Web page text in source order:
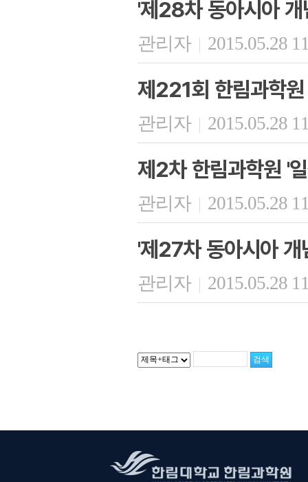
'제28차 동아시아
관리자 | 2015.05.28
제221회 한림과학
관리자 | 2015.05.28
제2차 한림과학원 '
관리자 | 2015.05.28
'제27차 동아시아
관리자 | 2015.05.28